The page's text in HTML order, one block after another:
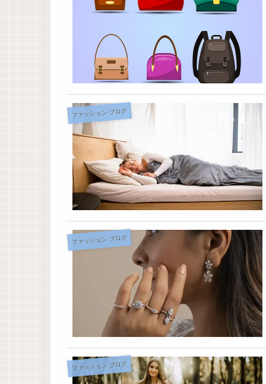
ファッション ブログ
ファッション ブログ
ファッション ブログ